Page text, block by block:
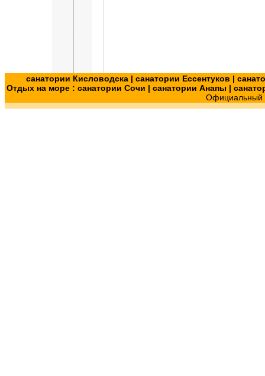
санатории Кисловодска| санатории Ессентуков |
Отдых на море : санатории Сочи | санатории Анапы |
Официальный